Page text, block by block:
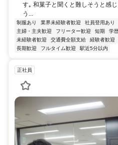
す｡ 和菓子と聞くと難しそうと感
う...
制服あり 業界未経験者歓迎 社員登用あり
主婦・主夫歓迎
フリーター歓迎 短期 学
未経験者歓迎
交通費全額支給 経験者歓迎
長期歓迎
フルタイム歓迎 駅近5分以内
正社員